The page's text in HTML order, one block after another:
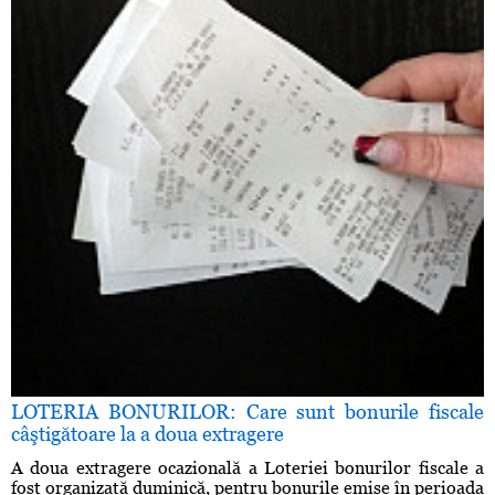
LOTERIA BONURILOR: Care sunt bonurile fiscale
câştigătoare la a doua extragere
A doua extragere ocazională a Loteriei bonurilor fiscale a
fost organizată duminică, pentru bonurile emise în perioada